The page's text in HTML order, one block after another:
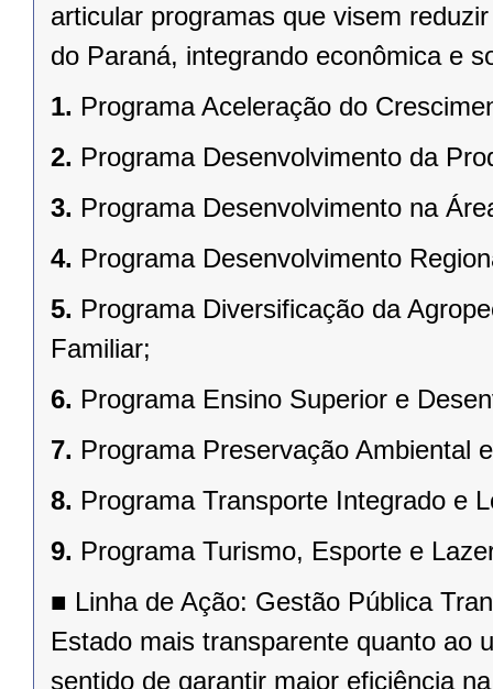
articular programas que visem
do Paraná, integrando econômica e
1. Programa Aceleração do
2. Programa Desenvolvimento da
3. Programa Desenvolvimento na
4. Programa Desenvolvimento
5. Programa Diversificação da
Familiar;
6. Programa Ensino Superior e
7. Programa Preservação Ambiental
8. Programa Transporte Integrado e
9. Programa Turismo, Esporte e
■ Linha de Ação: Gestão Pública
Estado mais transparente quanto ao
sentido de garantir maior eficiência